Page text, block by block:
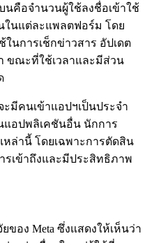
นคือจำนวนผู้ใช้ลงชื่อเข้าใช้
ในแต่ละแพลตฟอร์ม โดย
ในการเช็กข่าวสาร อัปเดต
ขณะที่ใช้เวลาและมีส่วน
มีคนเข้าแอปฯเป็นประจำ
แอปพลิเคชันอื่น นักการ
ล่านี้ โดยเฉพาะการตัดสิน
รเข้าถึงและมีประสิทธิภาพ
อง Meta ซึ่งแสดงให้เห็นว่า